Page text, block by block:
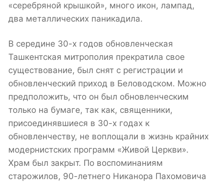
«серебряной крышкой», много икон, лампад,
два металлических паникадила.
В середине 30-х годов обновленческая
Ташкентская митрополия прекратила свое
существование, был снят с регистрации и
обновленческий приход в Беловодском. Можно
предположить, что он был обновленческим
только на бумаге, так как, священники,
присоединявшиеся в 30-х годах к
обновленчеству, не воплощали в жизнь крайних
модернистских программ «Живой Церкви».
Храм был закрыт. По воспоминаниям
старожилов, 90-летнего Никанора Пахомовича